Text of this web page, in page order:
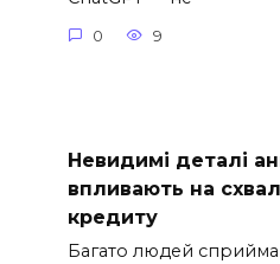
0 9
Невидимі деталі
впливають на
кредиту
Багато людей